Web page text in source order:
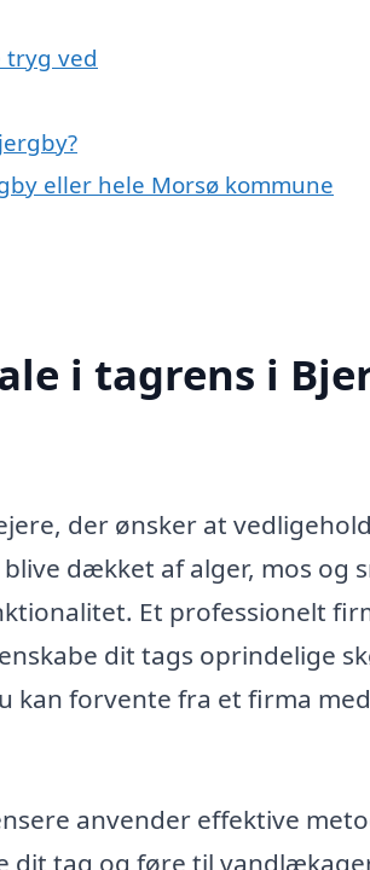
tryg ved
eller hele Morsø kommune
i tagrens i
der ønsker at
dækket af alger, mos og
Et professionelt
dit tags oprindelige
kan forvente fra et firma
anvender effektive
dit tag og føre til